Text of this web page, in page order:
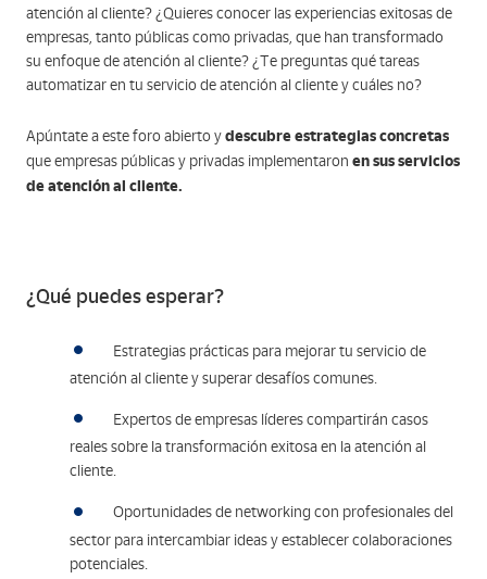
atención al cliente? ¿Quieres conocer las experiencias exitosas de
empresas, tanto públicas como privadas, que han transformado
su enfoque de atención al cliente? ¿Te preguntas qué tareas
automatizar en tu servicio de atención al cliente y cuáles no?
Apúntate a este foro abierto ydescubre estrategias concretas
que empresas públicas y privadas implementaron en sus servicios
de atención al cliente.
¿Qué puedes esperar?
Estrategias prácticas para mejorar tu servicio de
atención al cliente y superar desafíos comunes.
Expertos de empresas líderes compartirán casos
reales sobre la transformación exitosa en la atención al
cliente.
Oportunidades de networking con profesionales del
sector para intercambiar ideas y establecer colaboraciones
potenciales.